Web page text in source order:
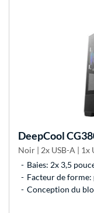
DeepCool
Noir | 2x USB-A | 1x
Baies: 2x 3,5
Facteur de forme:
Conception du